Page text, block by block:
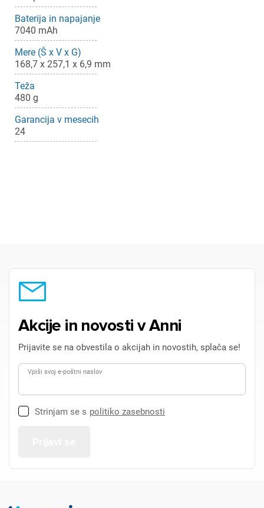
Baterija in napajanje
7040 mAh
Mere (Š x V x G)
168,7 x 257,1 x 6,9 mm
Teža
480 g
Garancija v mesecih
24
Akcije in novosti v Anni
Prijavite se na obvestila o akcijah in novostih, splača se!
Vpiši svoj e-poštni naslov
Strinjam se s politiko zasebnosti
Prekliči